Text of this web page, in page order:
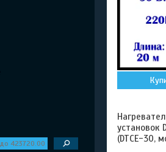
установок
(DTCE-30,